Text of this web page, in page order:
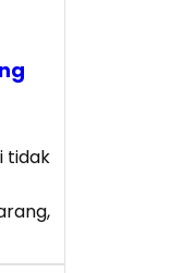
tidak